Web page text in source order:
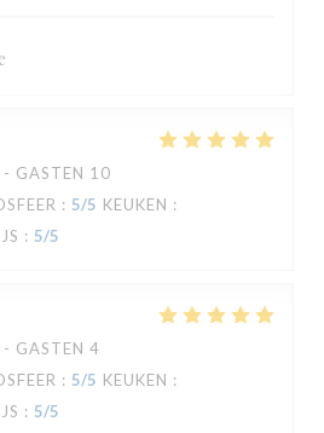
GASTEN 10
: 5/5 KEUKEN :
: 5/5
GASTEN 4
: 5/5 KEUKEN :
: 5/5